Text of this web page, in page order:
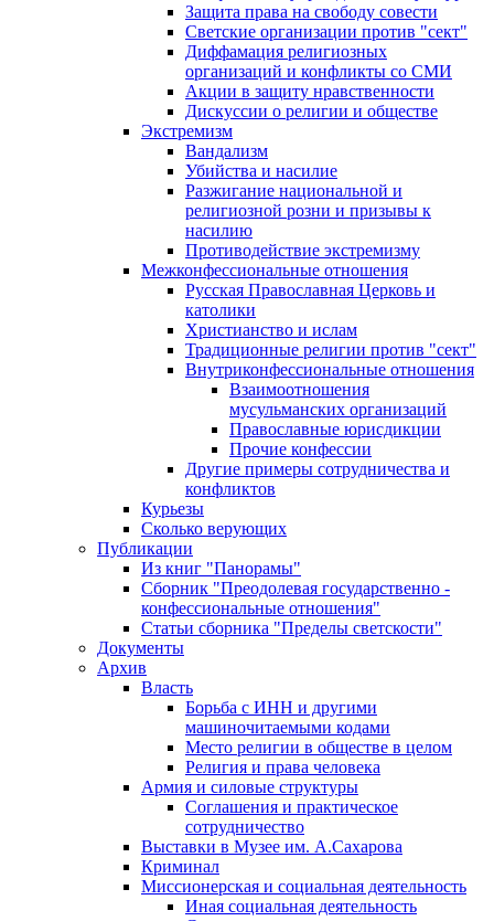
Защита права на свободу совести
Светские организации против "сект"
Диффамация религиозных
организаций и конфликты со СМИ
Акции в защиту нравственности
Дискуссии о религии и обществе
Экстремизм
Вандализм
Убийства и насилие
Разжигание национальной и
религиозной розни и призывы к
насилию
Противодействие экстремизму
Межконфессиональные отношения
Русская Православная Церковь и
католики
Христианство и ислам
Традиционные религии против "сект"
Внутриконфессиональные отношения
Взаимоотношения
мусульманских организаций
Православные юрисдикции
Прочие конфессии
Другие примеры сотрудничества и
конфликтов
Курьезы
Сколько верующих
Публикации
Из книг "Панорамы"
Сборник "Преодолевая государственно -
конфессиональные отношения"
Статьи сборника "Пределы светскости"
Документы
Архив
Власть
Борьба с ИНН и другими
машиночитаемыми кодами
Место религии в обществе в целом
Религия и права человека
Армия и силовые структуры
Соглашения и практическое
сотрудничество
Выставки в Музее им. А.Сахарова
Криминал
Миссионерская и социальная деятельность
Иная социальная деятельность